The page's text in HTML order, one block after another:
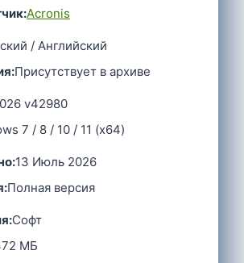
Acronis
/ Английский
Присутствует в архиве
v42980
7 / 8 / 10 / 11 (x64)
13 Июль 2026
Полная версия
Софт
MБ